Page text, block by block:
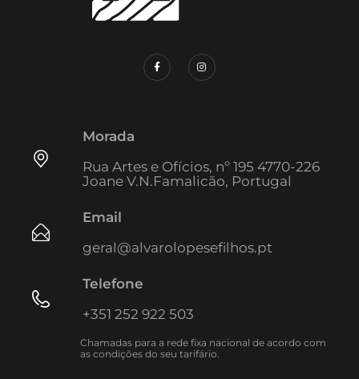
Morada
Rua Artes e Ofícios, nº 195 4770-226
Joane V.N.Famalicão, Portugal
Email
geral@alvarolopesefilhos.pt
Telefone
+351 252 922 503
Chamadas para a rede fixa nacional de acordo com
as condições do seu tarifário.